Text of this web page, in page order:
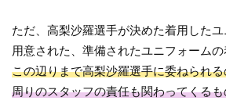
ただ、高梨沙羅選手が決めた着用したユ
用意された、準備されたユニフォーム
この辺りまで高梨沙羅選手に委ねられ
周りのスタッフの責任も関わってくるも